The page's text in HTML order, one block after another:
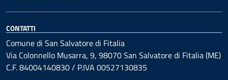
CONTATTI
Comune di San Salvatore di Fitalia
Via Colonnello Musarra, 9, 98070 San Salvatore di Fitalia (ME)
C.F. 84004140830 / P.IVA 00527130835